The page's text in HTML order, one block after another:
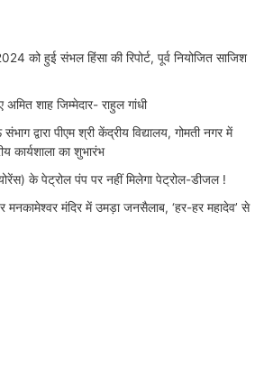
को हुई संभल हिंसा की रिपोर्ट, पूर्व नियोजित साजिश
अमित शाह जिम्मेदार- राहुल गांधी
द्वारा पीएम श्री केंद्रीय विद्यालय, गोमती नगर में
कार्यशाला का शुभारंभ
के पेट्रोल पंप पर नहीं मिलेगा पेट्रोल-डीजल !
मनकामेश्वर मंदिर में उमड़ा जनसैलाब, ‘हर-हर महादेव’ से